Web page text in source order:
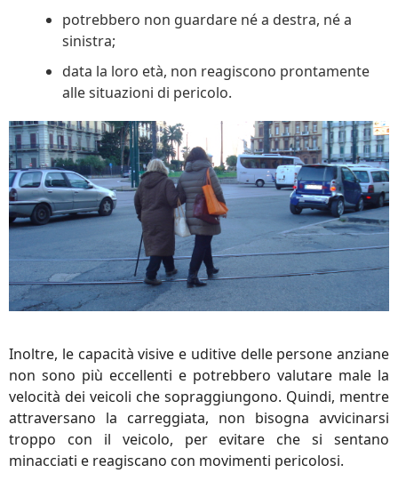
potrebbero non guardare né a destra, né a
sinistra;
data la loro età, non reagiscono prontamente
alle situazioni di pericolo.
Inoltre, le capacità visive e uditive delle persone anziane
non sono più eccellenti e potrebbero valutare male la
velocità dei veicoli che sopraggiungono. Quindi, mentre
attraversano la carreggiata, non bisogna avvicinarsi
troppo con il veicolo, per evitare che si sentano
minacciati e reagiscano con movimenti pericolosi.